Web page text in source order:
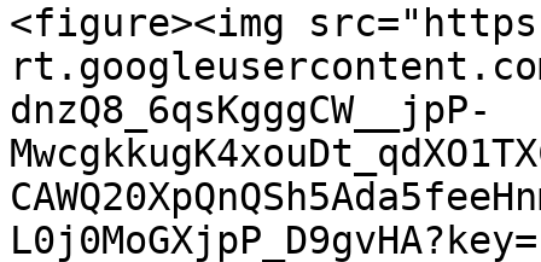
<figure><img
dnzQ8_6qsKgggCW__jpP-